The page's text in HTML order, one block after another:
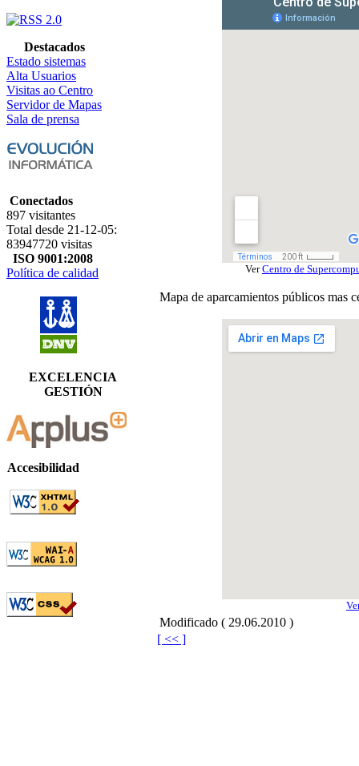
Destacados
Estado sistemas
Alta Usuarios
Visitas ao Centro
Servidor de Mapas
Sala de prensa
Conectados
897 visitantes
Total desde 21-12-05:
83947720 visitas
ISO 9001:2008
Política de calidad
EXCELENCIA
GESTIÓN
Accesibilidad
VerCentro de
Mapa de aparcamientos públicos mas
Modificado ( 29.06.2010 )
[ << ]